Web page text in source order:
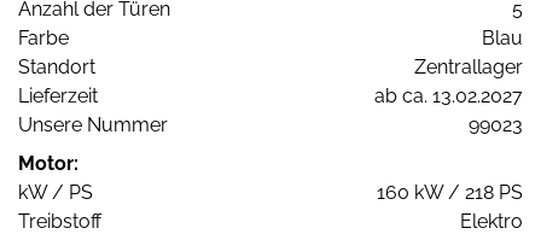
Anzahl der Türen
5
Farbe
Blau
Standort
Zentrallager
Lieferzeit
ab ca. 13.02.2027
Unsere Nummer
99023
Motor:
kW / PS
160 kW / 218 PS
Treibstoff
Elektro